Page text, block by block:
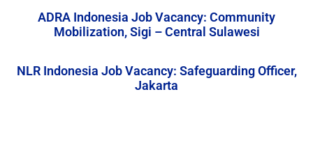
ADRA Indonesia Job Vacancy: Community
Mobilization, Sigi – Central Sulawesi
NLR Indonesia Job Vacancy: Safeguarding Officer,
Jakarta